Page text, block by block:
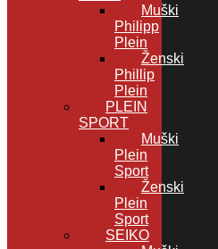
Muški
Philipp
Plein
Ženski
Phillip
Plein
PLEIN
SPORT
Muški
Plein
Sport
Ženski
Plein
Sport
SEIKO